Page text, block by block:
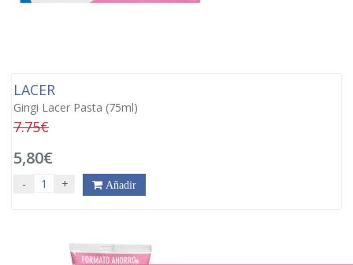
LACER
Gingi Lacer Pasta (75ml)
7.75€
5,80€
- + Añadir